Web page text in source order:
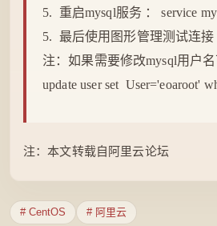
5. 重启mysql服务 ： service
5. 最后使用图形管理测试连接
注：如果需要修改mysql用户
update user set User='eoaroot'
注：本文转载自阿里云论坛
# CentOS # 阿里云